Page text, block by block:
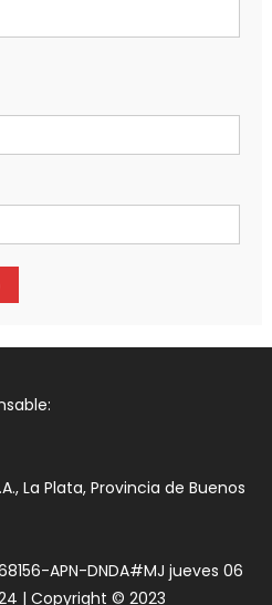
La Plata, Provincia de Buenos
APN-DNDA#MJ jueves 06
| Copyright © 2023